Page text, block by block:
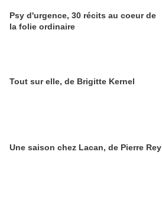
Psy d'urgence, 30 récits au coeur de
la folie ordinaire
Tout sur elle, de Brigitte Kernel
Une saison chez Lacan, de Pierre Rey